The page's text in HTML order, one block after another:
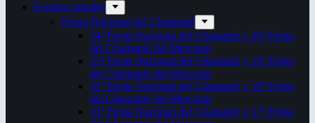
Eventos anuales
Fiesta Nacional del Chamamé
34ª Fiesta Nacional del Chamamé y 20ª Fiesta
del Chamamé del Mercosur
33ª Fiesta Nacional del Chamamé y 19ª Fiesta
del Chamamé del Mercosur
32ª Fiesta Nacional del Chamamé y 18ª Fiesta
del Chamamé del Mercosur
31ª Fiesta Nacional del Chamamé y 17ª Fiesta